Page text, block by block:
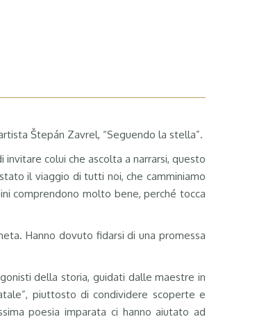
Štepán Zavrel, “Seguendo la stella”.
colui che ascolta a narrarsi, questo
il viaggio di tutti noi, che camminiamo
comprendono molto bene, perché tocca
Hanno dovuto fidarsi di una promessa
della storia, guidati dalle maestre in
piuttosto di condividere scoperte e
poesia imparata ci hanno aiutato ad